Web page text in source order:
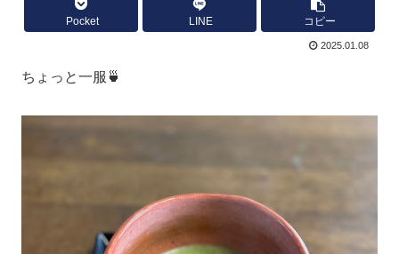
Pocket LINE コピー
2025.01.08
ちょっと一服🍵